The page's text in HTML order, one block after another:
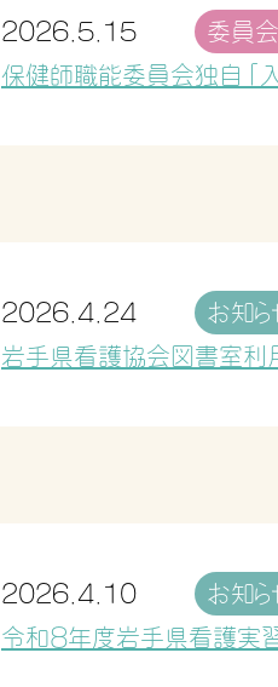
2026.5.15
委員
保健師職能委員会独自「
2026.4.24
お知ら
岩手県看護協会図書室利
2026.4.10
お知ら
令和８年度岩手県看護実